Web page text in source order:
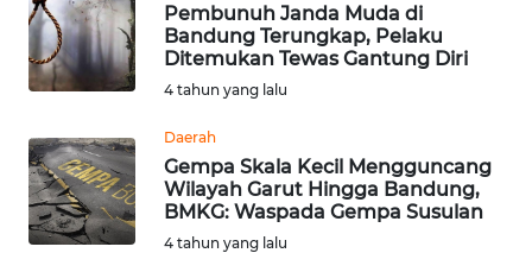
Pembunuh Janda Muda di
Bandung Terungkap, Pelaku
Ditemukan Tewas Gantung Diri
4 tahun yang lalu
Daerah
Gempa Skala Kecil Mengguncang
Wilayah Garut Hingga Bandung,
BMKG: Waspada Gempa Susulan
4 tahun yang lalu
SAMOSIR
WN
LAWAS
WN
SUMEDANG